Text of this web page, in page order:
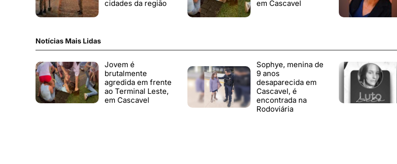
cidades da região
em Cascavel
Notícias Mais Lidas
Jovem é
brutalmente
agredida em frente
ao Terminal Leste,
em Cascavel
Sophye, menina de
9 anos
desaparecida em
Cascavel, é
encontrada na
Rodoviária